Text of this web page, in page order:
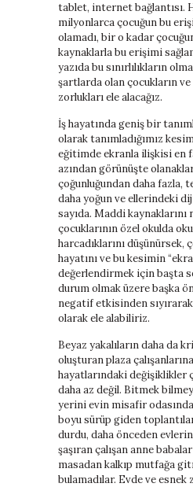
tablet, internet bağlantısı.
milyonlarca çocuğun bu
olamadı, bir o kadar
kaynaklarla bu erişimi
yazıda bu sınırlılıkların
şartlarda olan çocukların ve
zorlukları ele alacağız.
İş hayatında geniş bir
olarak tanımladığımız
eğitimde ekranla ilişkisi en
azından görünüşte
çoğunluğundan daha fazla,
daha yoğun ve ellerindeki
sayıda. Maddi kaynaklarını
çocuklarının özel okulda
harcadıklarını düşünürsek,
hayatını ve bu kesimin
değerlendirmek için başta
durum olmak üzere başka
negatif etkisinden
olarak ele alabiliriz.
Beyaz yakalıların daha da
oluşturan plaza
hayatlarındaki değişiklikler
daha az değil. Bitmek
yerini evin misafir
boyu sürüp giden
durdu, daha önceden
şaşıran çalışan anne
masadan kalkıp mutfağa
bulamadılar. Evde ve esnek